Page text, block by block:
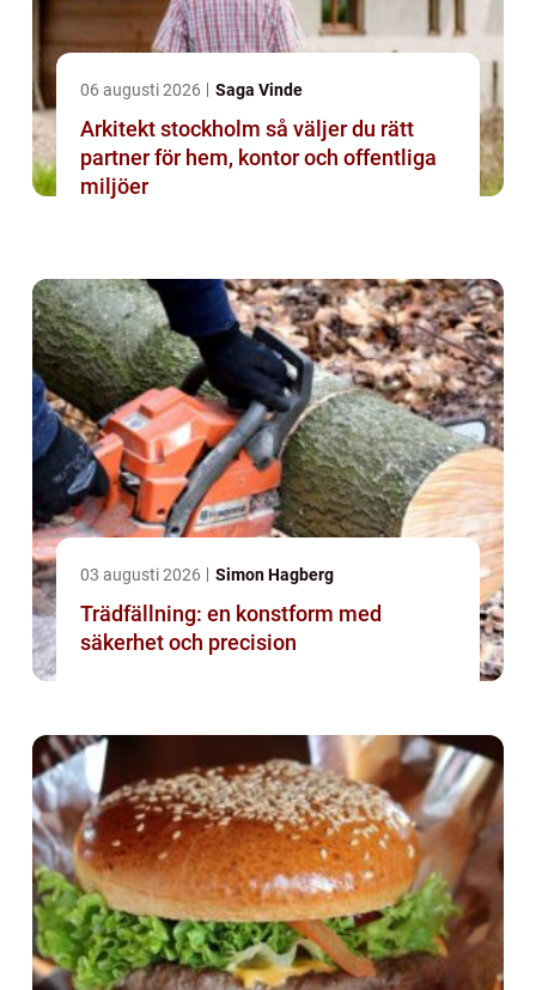
06 augusti 2026 Saga Vinde
Arkitekt stockholm så väljer du rätt
partner för hem, kontor och offentliga
miljöer
03 augusti 2026 Simon Hagberg
Trädfällning: en konstform med
säkerhet och precision